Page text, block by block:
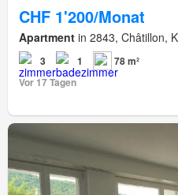
CHF 1'200/Monat
Apartment in 2843, Châtillon,
3 1
78 m²
Vor 17 Tagen